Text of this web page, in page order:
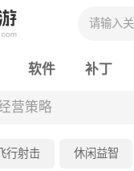
软件 补丁
营策略
飞行射击 休闲益智